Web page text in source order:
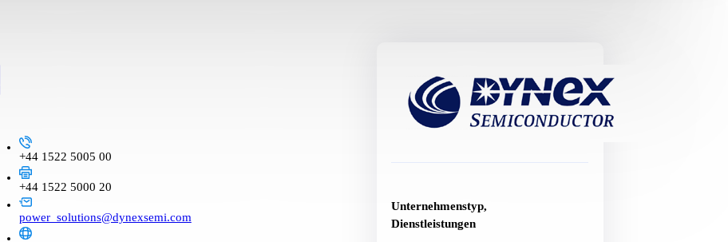
+44 1522 5005 00
+44 1522 5000 20
power_solutions@dynexsemi.com
Unternehmenstyp,
Dienstleistungen